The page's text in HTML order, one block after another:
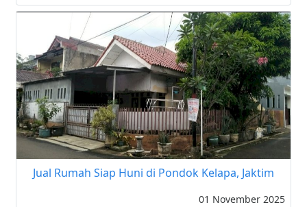
Jual Rumah Siap Huni di Pondok Kelapa, Jaktim
01 November 2025